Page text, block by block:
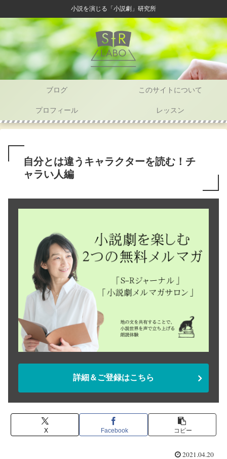
小説を演じる「小説劇」研究所
ブログ このサイトについて
プロフィール レッスン
自分とは違うキャラクターを読む！チ
ャラい人編
詳細＆ご登録はこちら
X Facebook コピー
2021.04.20